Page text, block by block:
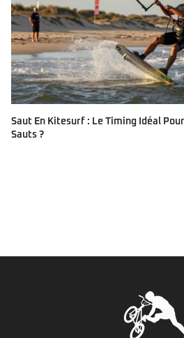
Saut En Kitesurf : Le Timing Idéal
Sauts ?